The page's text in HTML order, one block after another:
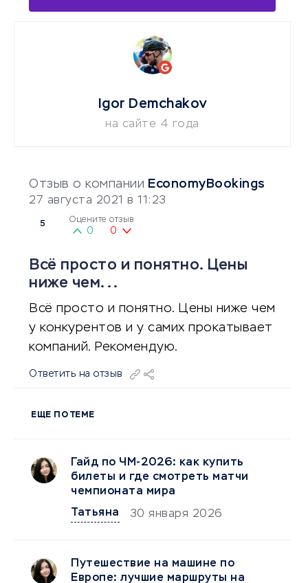
Отзыв о компании EconomyBookings
27 августа 2021 в 11:23
5 Оцените отзыв
0 0
Всё просто и понятно. Цены
ниже чем...
Всё просто и понятно. Цены ниже чем
у конкурентов и у самих прокатывает
компаний. Рекомендую.
Ответить на отзыв
ЕЩЕ ПО ТЕМЕ
Гайд по ЧМ-2026: как купить
билеты и где смотреть матчи
чемпионата мира
Татьяна
30 января 2026
Путешествие на машине по
Европе: лучшие маршруты на
Igor Demchakov
на сайте 4 года